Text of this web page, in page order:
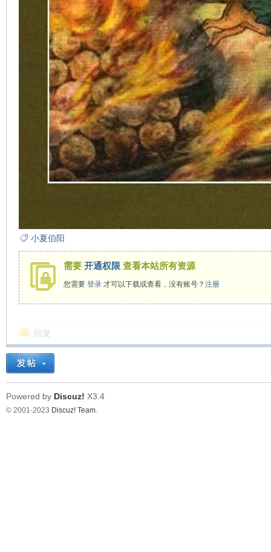
小夏伯阳
需要 开通权限 查看本站所有资源
您需要 登录才可以下载或查看，没有账号？ 注册
回复
Powered by Discuz! X3.4
© 2001-2023 Discuz! Team.